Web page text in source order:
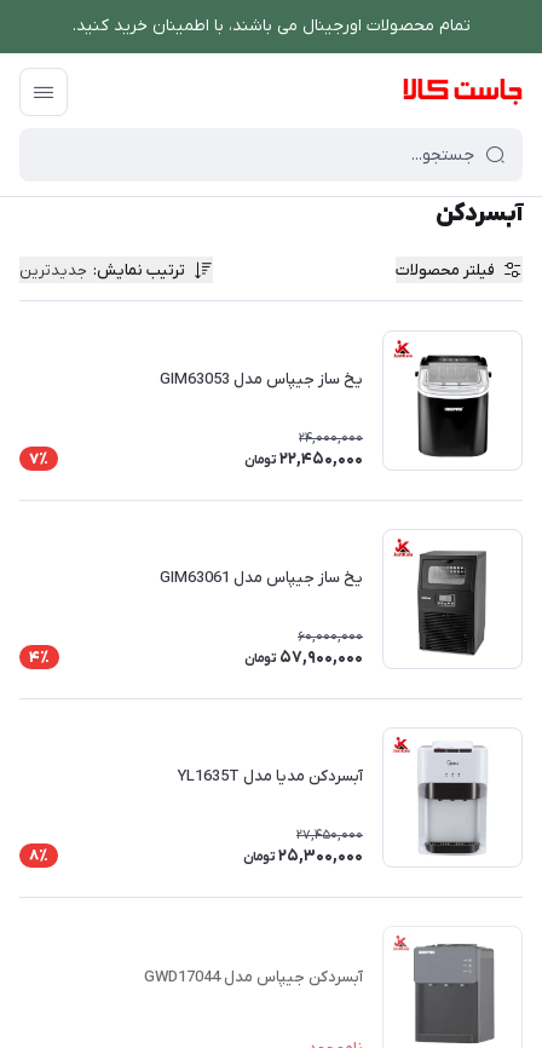
تمام محصولات اورجینال می باشند، با اطمینان خرید کنید.
فروشگاه اینترنتی جاست کالا
آبسردکن
فیلتر محصولات ترتیب نمایش: جدیدترین
یخ ساز جیپاس مدل GIM63053
24,000,000
22,450,000 تومان 7٪
یخ ساز جیپاس مدل GIM63061
60,000,000
57,900,000 تومان 4٪
آبسردکن مدیا مدل YL1635T
27,450,000
25,300,000 تومان 8٪
آبسردکن جیپاس مدل GWD17044